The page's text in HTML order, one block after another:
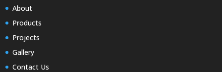
About
Products
Projects
Gallery
Contact Us